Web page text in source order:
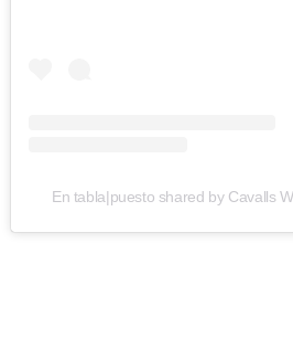
En tabla|puesto shared by Cavalls